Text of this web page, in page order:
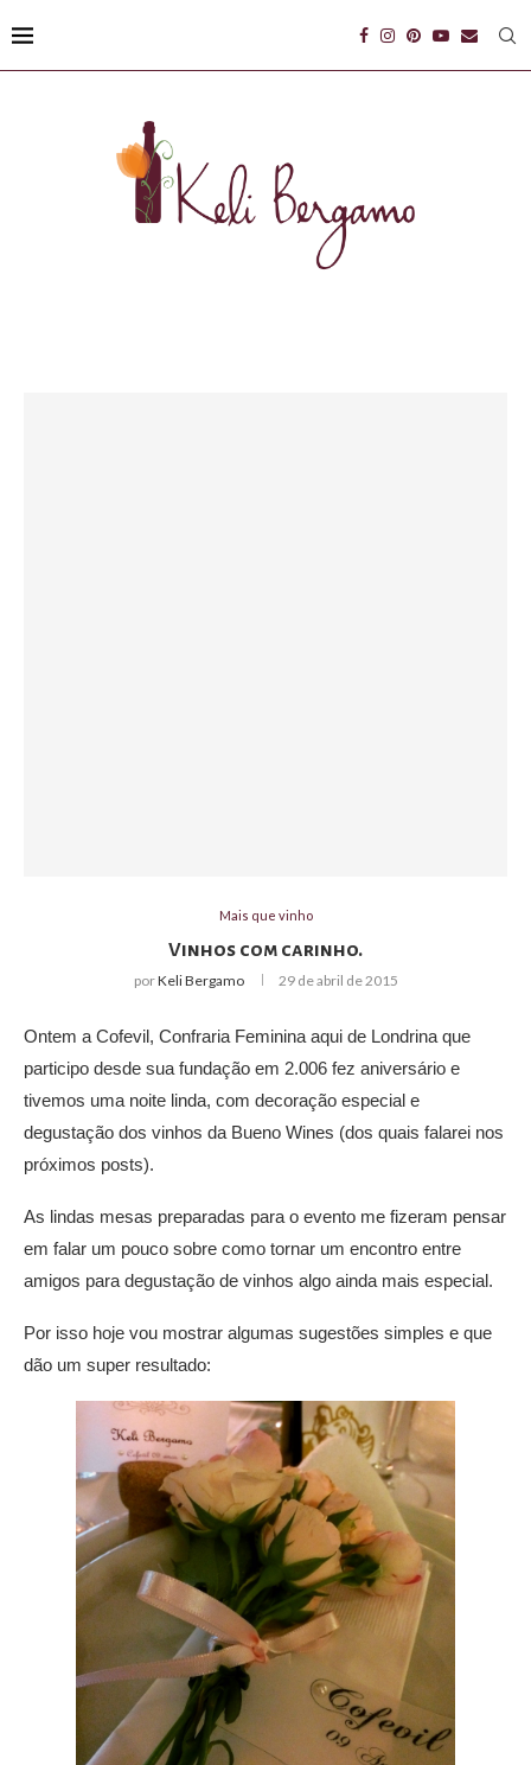
Mais que vinho
Vinhos com carinho.
porKeli Bergamo 29 de abril de 2015
Ontem a Cofevil, Confraria Feminina aqui de Londrina que
participo desde sua fundação em 2.006 fez aniversário e
tivemos uma noite linda, com decoração especial e
degustação dos vinhos da Bueno Wines (dos quais falarei nos
próximos posts).
As lindas mesas preparadas para o evento me fizeram pensar
em falar um pouco sobre como tornar um encontro entre
amigos para degustação de vinhos algo ainda mais especial.
Por isso hoje vou mostrar algumas sugestões simples e que
dão um super resultado: